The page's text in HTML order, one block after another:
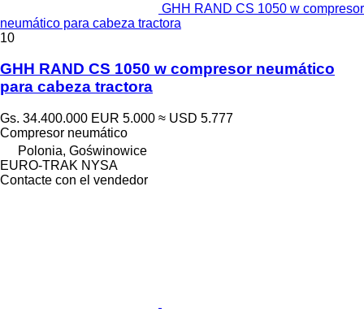
GHH RAND CS 1050 w compresor
neumático para cabeza tractora
10
GHH RAND CS 1050 w compresor neumático
para cabeza tractora
Gs. 34.400.000 EUR 5.000 ≈ USD 5.777
Compresor neumático
Polonia, Goświnowice
EURO-TRAK NYSA
Contacte con el vendedor